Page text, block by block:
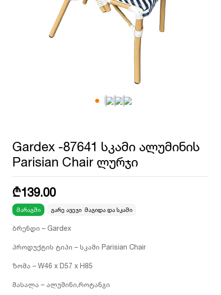
Gardex -87641 სკამი ალუმინის
Parisian Chair ლურჯი
₾139.00
მარაგში გარე ავეჯი მაგიდა და სკამი
ბრენდი – Gardex
პროდუქტის ტიპი – სკამი Parisian Chair
ზომა – W46 x D57 x H85
მასალა – ალუმინი,როტანგი